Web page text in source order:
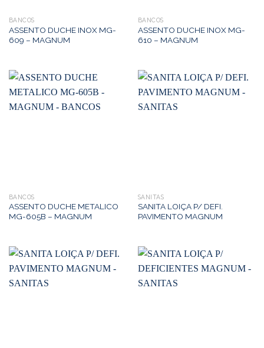
BANCOS
ASSENTO DUCHE INOX MG-
609 – MAGNUM
BANCOS
ASSENTO DUCHE INOX MG-
610 – MAGNUM
BANCOS
ASSENTO DUCHE METALICO
MG-605B – MAGNUM
SANITAS
SANITA LOIÇA P/ DEFI.
PAVIMENTO MAGNUM